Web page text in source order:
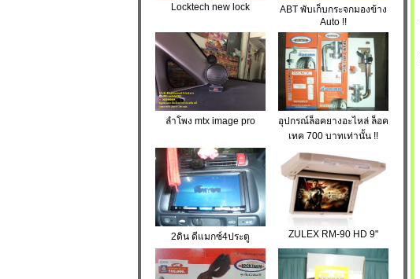
Locktech new lock
ABT พับเก็บกระจกมองข้าง
Auto !!
ลำโพง mtx image pro
อุปกรณ์ล็อคยางอะไหล่ ล็อค
เทค 700 บาทเท่านั้น !!
2ดิน ดีแมกซ์4ประตู ZULEX RM-90 HD 9"